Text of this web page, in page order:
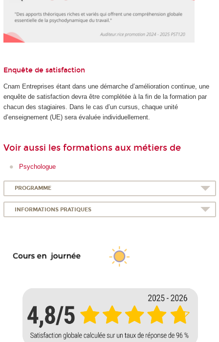
Enquête de satisfaction
Cnam Entreprises étant dans une démarche d’amélioration continue, une
enquête de satisfaction devra être complétée à la fin de la formation par
chacun des stagiaires. Dans le cas d’un cursus, chaque unité
d’enseignement (UE) sera évaluée individuellement.
Voir aussi les formations aux métiers de
Psychologue
PROGRAMME
INFORMATIONS PRATIQUES